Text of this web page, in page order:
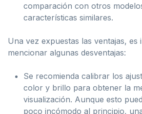
comparación con otros
características similares.
Una vez expuestas las ventajas, es
mencionar algunas desventajas:
Se recomienda calibrar los
color y brillo para obtener la
visualización. Aunque esto
poco incómodo al principio,